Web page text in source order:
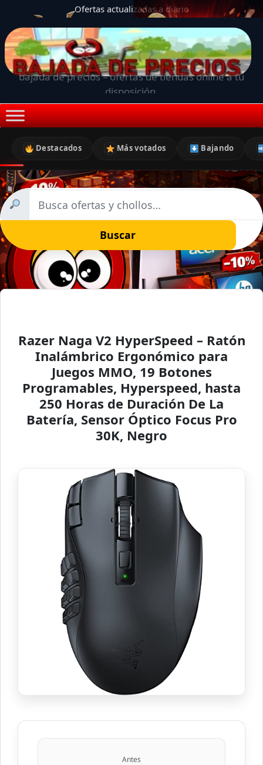
Ofertas actualizadas a diario
bajada de precios – ofertas de tiendas online a tu
disposición.
Destacados Más votados Bajando
Buscar
Razer Naga V2 HyperSpeed – Ratón
Inalámbrico Ergonómico para
Juegos MMO, 19 Botones
Programables, Hyperspeed, hasta
250 Horas de Duración De La
Batería, Sensor Óptico Focus Pro
30K, Negro
Antes